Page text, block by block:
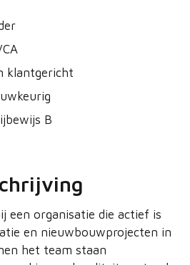
klantgericht
B
een organisatie die actief is
en nieuwbouwprojecten in
het team staan